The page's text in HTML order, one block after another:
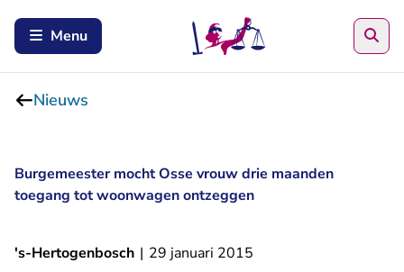
Menu
Nieuws
Burgemeester mocht Osse vrouw drie maanden
toegang tot woonwagen ontzeggen
's-Hertogenbosch | 29 januari 2015